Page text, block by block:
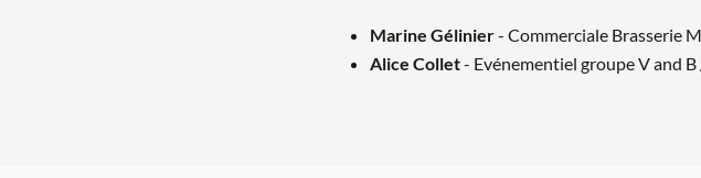
Marine Gélinier- Commerciale Brasserie
Alice Collet- Evénementiel groupe V and